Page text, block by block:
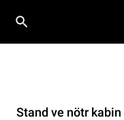
Stand ve nötr kabin